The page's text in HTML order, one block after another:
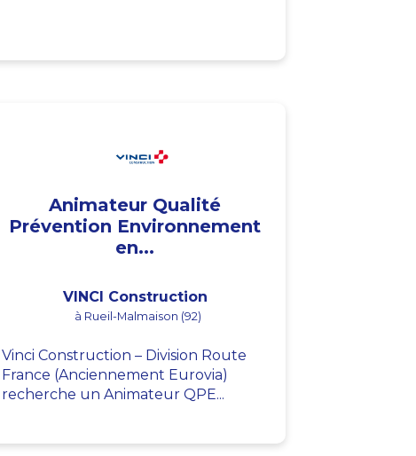
Animateur Qualité
Prévention Environnement
en...
VINCI Construction
à Rueil-Malmaison (92)
Vinci Construction – Division Route
France (Anciennement Eurovia)
recherche un Animateur QPE...